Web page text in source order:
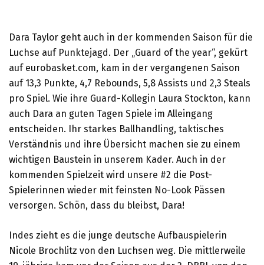
Dara Taylor geht auch in der kommenden Saison für die
Luchse auf Punktejagd. Der „Guard of the year“, gekürt
auf eurobasket.com, kam in der vergangenen Saison
auf 13,3 Punkte, 4,7 Rebounds, 5,8 Assists und 2,3 Steals
pro Spiel. Wie ihre Guard-Kollegin Laura Stockton, kann
auch Dara an guten Tagen Spiele im Alleingang
entscheiden. Ihr starkes Ballhandling, taktisches
Verständnis und ihre Übersicht machen sie zu einem
wichtigen Baustein in unserem Kader. Auch in der
kommenden Spielzeit wird unsere #2 die Post-
Spielerinnen wieder mit feinsten No-Look Pässen
versorgen. Schön, dass du bleibst, Dara!
Indes zieht es die junge deutsche Aufbauspielerin
Nicole Brochlitz von den Luchsen weg. Die mittlerweile